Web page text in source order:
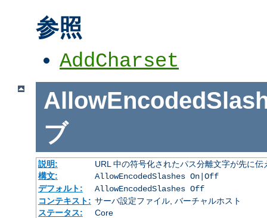
参照
AddCharset
ブ
説明:
URL 中の符号化されたパス分離文字が先に
構文:
AllowEncodedSlashes On|Off
デフォルト:
AllowEncodedSlashes Off
コンテキスト: サーバ設定ファイル, バーチャルホスト
ステータス:
Core